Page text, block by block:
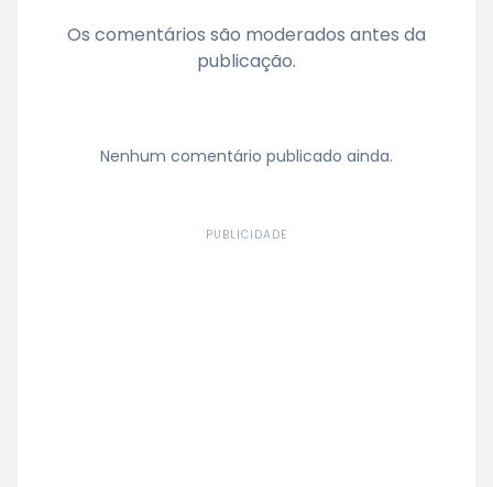
Os comentários são moderados antes da
publicação.
Nenhum comentário publicado ainda.
PUBLICIDADE